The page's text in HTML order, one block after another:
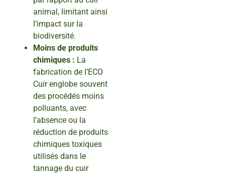
animal, limitant ainsi
l’impact sur la
biodiversité.
Moins de produits
chimiques : La
fabrication de l’ECO
Cuir englobe souvent
des procédés moins
polluants, avec
l’absence ou la
réduction de produits
chimiques toxiques
utilisés dans le
tannage du cuir